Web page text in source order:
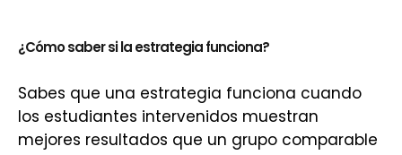
¿Cómo saber si la estrategia funciona?
Sabes que una estrategia funciona cuando
los estudiantes intervenidos muestran
mejores resultados que un grupo comparable